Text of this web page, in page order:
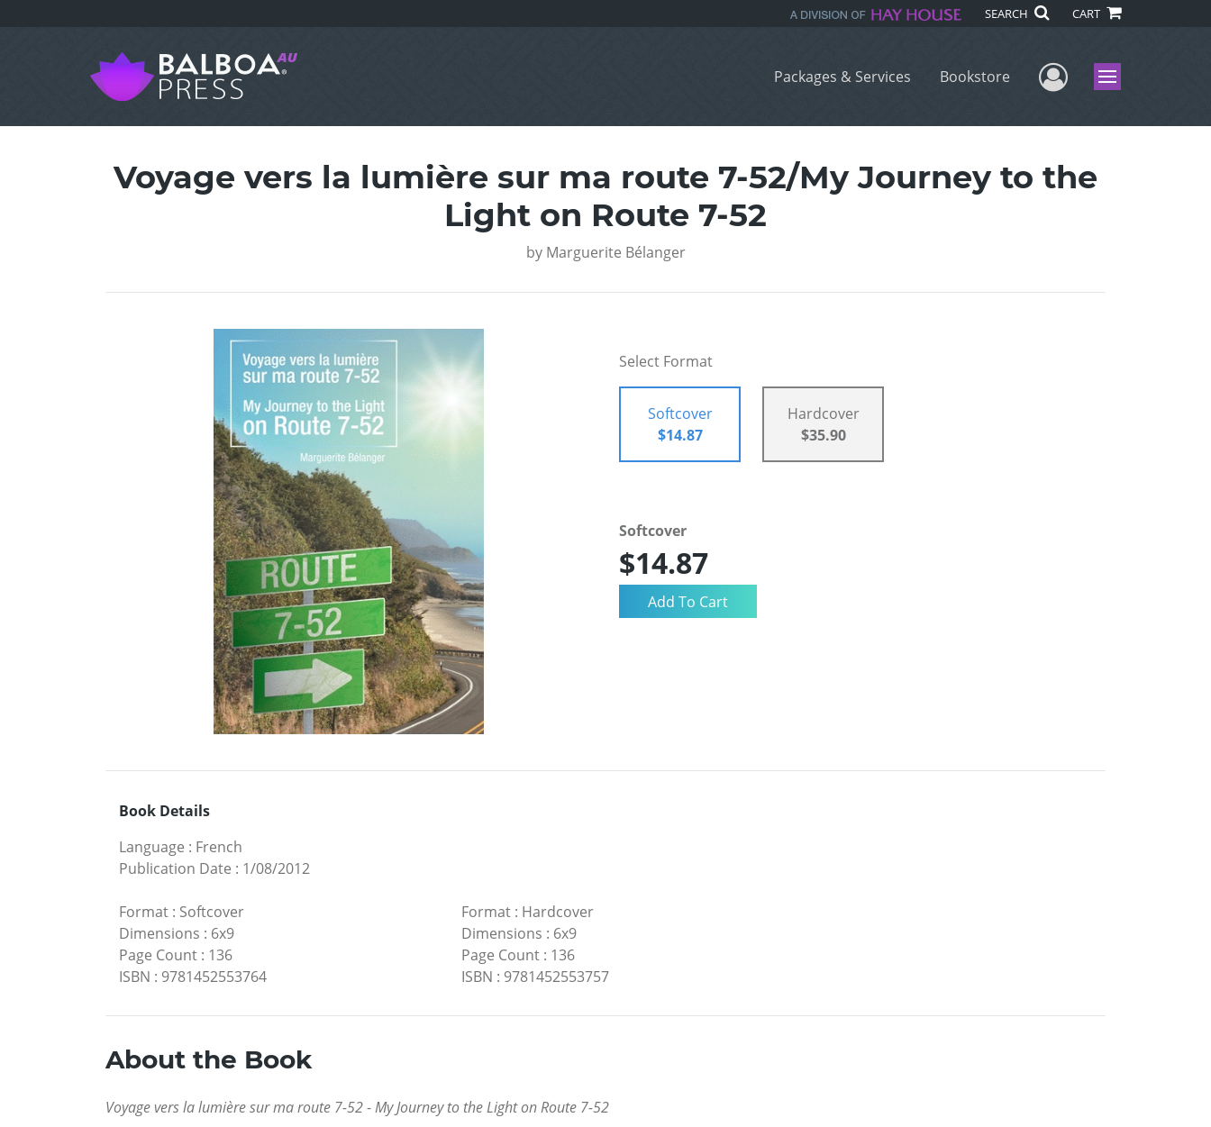
SEARCH CART
Packages & Services Bookstore User Menu
Menu
Voyage vers la lumière sur ma route 7-52/My Journey to the
Light on Route 7-52
by Marguerite Bélanger
Select Format
Softcover
$14.87
Hardcover
$35.90
Softcover
$14.87
Book Details
Language : French
Publication Date : 1/08/2012
Format : Softcover
Dimensions : 6x9
Page Count : 136
ISBN : 9781452553764
Format: Hardcover
Dimensions : 6x9
Page Count: 136
ISBN : 9781452553757
About the Book
Voyage vers la lumière sur ma route 7-52-My Journey to the Light on Route 7-52